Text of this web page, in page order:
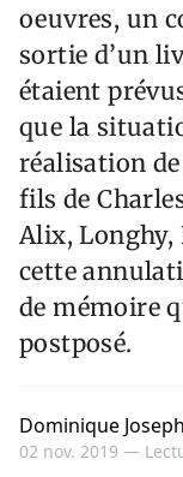
oeuvres, un
sortie d’un
étaient
que la
réalisation
fils de
Alix, Longhy,
cette
de mémoire
postposé.
Dominique
02 nov. 2019 —